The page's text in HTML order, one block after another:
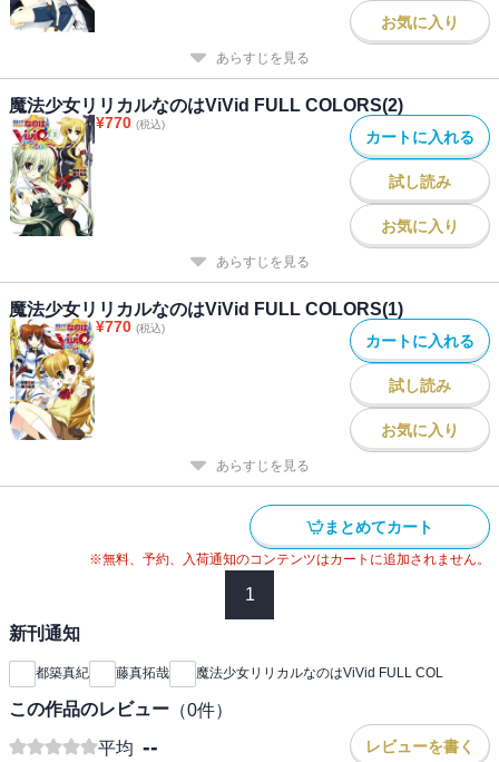
お気に入り
あらすじを見る
魔法少女リリカルなのはViVid FULL COLORS(2)
¥770 (税込)
カートに入れる
試し読み
お気に入り
あらすじを見る
魔法少女リリカルなのはViVid FULL COLORS(1)
¥770 (税込)
カートに入れる
試し読み
お気に入り
あらすじを見る
まとめてカート
※無料、予約、入荷通知のコンテンツはカートに追加されません。
1
新刊通知
都築真紀 藤真拓哉 魔法少女リリカルなのはViVid FULL COL
この作品のレビュー （0件）
平均 -- レビューを書く